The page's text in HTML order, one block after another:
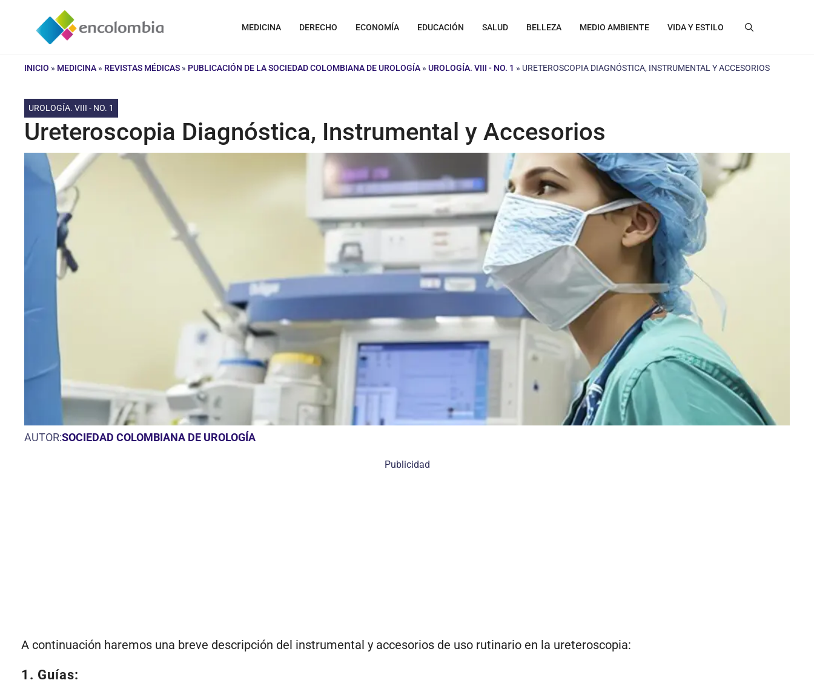
contenido
MEDICINA DERECHO ECONOMÍA EDUCACIÓN SALUD BELLEZA MEDIO AMBIENTE VIDA Y ESTILO
INICIO » MEDICINA » REVISTAS MÉDICAS » PUBLICACIÓN DE LA SOCIEDAD COLOMBIANA DE UROLOGÍA » UROLOGÍA. VIII - NO. 1 » URETEROSCOPIA DIAGNÓSTICA, INSTRUMENTAL Y ACCESORIOS
UROLOGÍA. VIII - NO. 1
Ureteroscopia Diagnóstica, Instrumental y Accesorios
AUTOR:SOCIEDAD COLOMBIANA DE UROLOGÍA
Publicidad
A continuación haremos una breve descripción del instrumental y accesorios de uso rutinario en la ureteroscopia:
1. Guías: